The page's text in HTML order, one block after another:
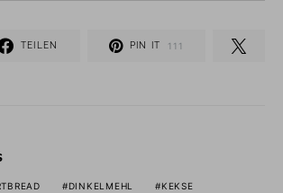
TEILEN PIN IT 111
DINKELMEHL
KEKSE